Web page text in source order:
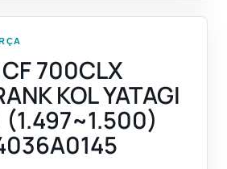
700CLX
KOL YATAGI